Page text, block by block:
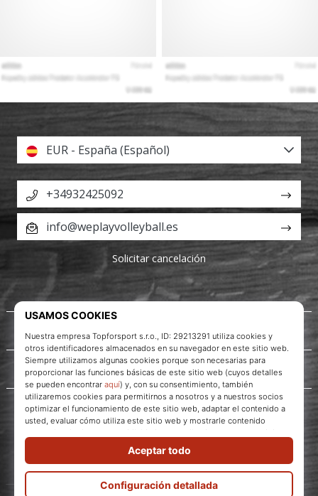
WePlayVolleyball.es
Acerca de nosotros
Servicio al cliente
EUR - España (Español)
+34932425092
info@weplayvolleyball.es
Solicitar cancelación